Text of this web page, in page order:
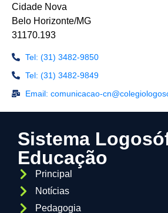
Cidade Nova
Belo Horizonte/MG
31170.193
Tel: (31) 3482-9850
Tel: (31) 3482-9849
Email: comunicacao-
Sistema
Educação
Principal
Notícias
Pedagogia